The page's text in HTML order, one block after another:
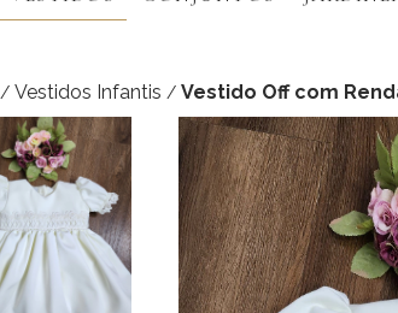
/ Vestidos Infantis / Vestido Off com